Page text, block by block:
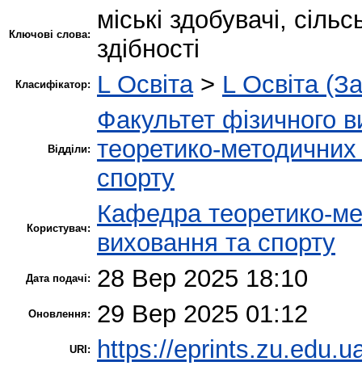
Ключові слова:
міські здобувачі,
здібності
Класифікатор: L Освіта> L Освіта
Відділи:
Факультет фізичного
теоретико-
спорту
Користувач:
Кафедра теоретико-
виховання та спорту
Дата подачі: 28 Вер 2025 18:10
Оновлення: 29 Вер 2025 01:12
URI: https://